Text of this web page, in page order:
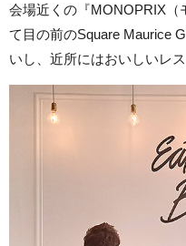
会場近くの『MONOPRIX（
て目の前のSquare Maurice
いし、近所にはおいしいレ